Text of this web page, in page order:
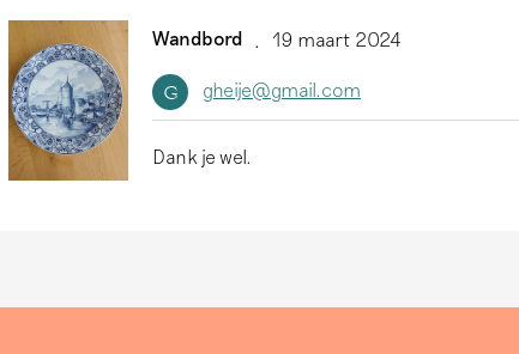
Wandbord 19 maart 2024
G gheije@gmail.com
Dank je wel.